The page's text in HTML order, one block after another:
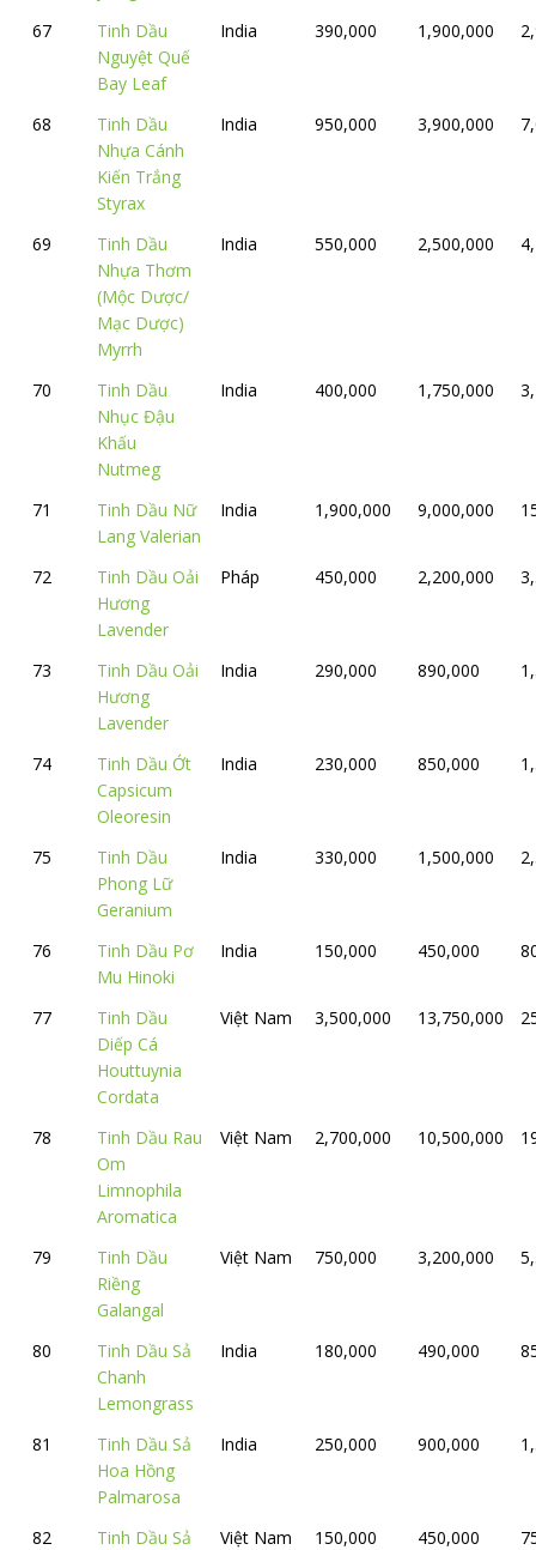
67
Tinh Dầu
Nguyệt Quế
Bay Leaf
India 390,000 1,900,000
68
Tinh Dầu
Nhựa Cánh
Kiến Trắng
Styrax
India 950,000 3,900,000
69
Tinh Dầu
Nhựa Thơm
(Mộc Dược/
Mạc Dược)
Myrrh
India 550,000 2,500,000
70
Tinh Dầu
Nhục Đậu
Khấu
Nutmeg
India 400,000 1,750,000
71
Tinh Dầu Nữ
Lang Valerian
India 1,900,000 9,000,000
72
Tinh Dầu Oải
Hương
Lavender
Pháp 450,000 2,200,000
73
Tinh Dầu Oải
Hương
Lavender
India 290,000 890,000
74
Tinh Dầu Ớt
Capsicum
Oleoresin
India 230,000 850,000
75
Tinh Dầu
Phong Lữ
Geranium
India 330,000 1,500,000
76
Tinh Dầu Pơ
Mu Hinoki
India 150,000 450,000
77
Tinh Dầu
Diếp Cá
Houttuynia
Cordata
Việt Nam 3,500,000 13,750,000
78
Tinh Dầu Rau
Om
Limnophila
Aromatica
Việt Nam 2,700,000 10,500,000
79
Tinh Dầu
Riềng
Galangal
Việt Nam 750,000 3,200,000
80
Tinh Dầu Sả
Chanh
Lemongrass
India 180,000 490,000
81
Tinh Dầu Sả
Hoa Hồng
Palmarosa
India 250,000 900,000
82
Tinh Dầu Sả
Việt Nam 150,000 450,000